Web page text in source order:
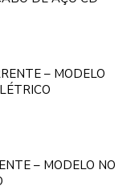
– MODELO
– MODELO NO